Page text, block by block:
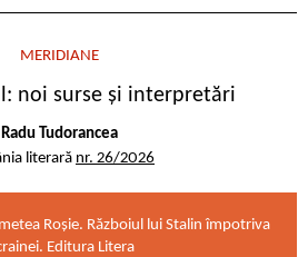
MERIDIANE
noi surse și interpretări
Radu Tudorancea
literară nr. 26/2026
Roșie. Războiul lui Stalin împotriva
Editura Litera